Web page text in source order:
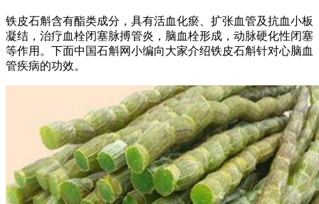
铁皮石斛含有酯类成分，具有活血化瘀、扩张血管及抗血小板
凝结，治疗血栓闭塞脉搏管炎，脑血栓形成，动脉硬化性闭塞
等作用。下面中国石斛网小编向大家介绍铁皮石斛针对心脑血
管疾病的功效。